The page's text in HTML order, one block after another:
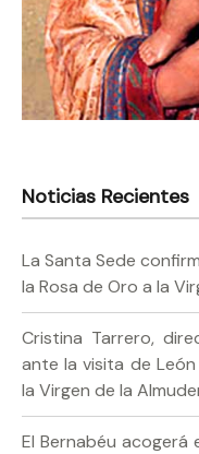
Noticias Recientes
La Santa Sede
la Rosa de Oro a la
Cristina Tarrero,
ante la visita de León
la Virgen de la
El Bernabéu acogerá